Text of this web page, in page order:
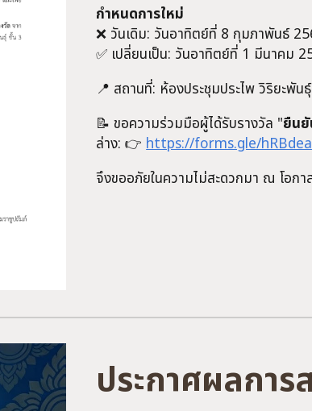
กำหนดการใหม่
❌ วันเดิม: วันอาทิตย์ที่ 8 กุมภาพันธ์
✅ เปลี่ยนเป็น: วันอาทิตย์ที่ 1 มีนาคม
📍 สถานที่: ห้องประชุมประไพ วิริยะพั
📝 ขอความร่วมมือผู้ได้รับรางวัล "ยืนยั
ล่าง: 👉https://forms.gle/
จึงขออภัยในความไม่สะดวกมา ณ โอก
ประกาศผลกา